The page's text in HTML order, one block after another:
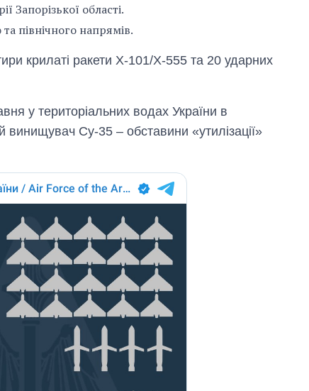
Запорізької області.
північного напрямів.
крилаті ракети Х-101/Х-555 та 20 ударних
у територіальних водах України в
винищувач Су-35 – обставини «утилізації»
Скільки картоплі
великої війни